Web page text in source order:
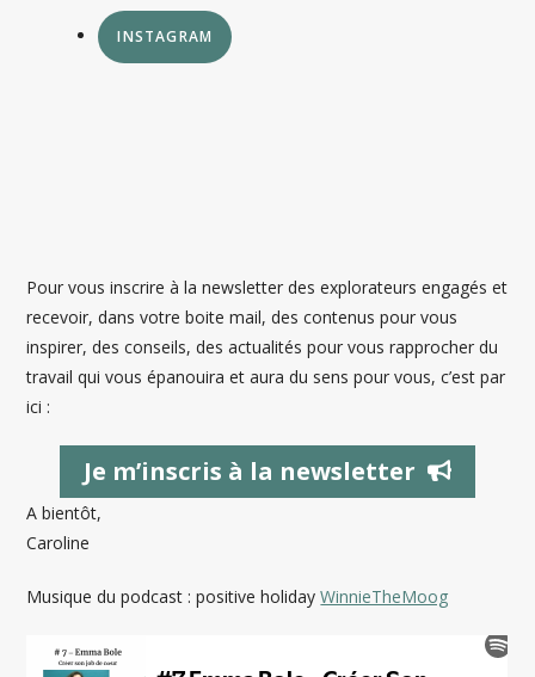
INSTAGRAM
Pour vous inscrire à la newsletter des explorateurs engagés et
recevoir, dans votre boite mail, des contenus pour vous
inspirer, des conseils, des actualités pour vous rapprocher du
travail qui vous épanouira et aura du sens pour vous, c’est par
ici :
Je m’inscris à la newsletter
A bientôt,
Caroline
Musique du podcast : positive holidayWinnieTheMoog